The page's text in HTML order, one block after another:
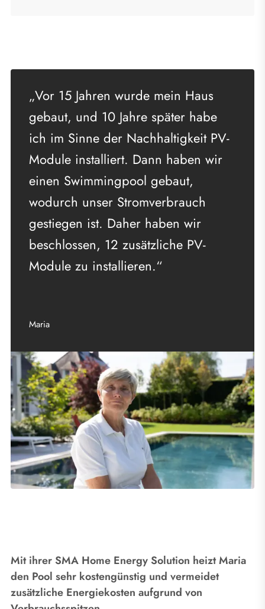
„Vor 15 Jahren wurde mein Haus
gebaut, und 10 Jahre später habe
ich im Sinne der Nachhaltigkeit PV-
Module installiert. Dann haben wir
einen Swimmingpool gebaut,
wodurch unser Stromverbrauch
gestiegen ist. Daher haben wir
beschlossen, 12 zusätzliche PV-
Module zu installieren.“
Maria
Mit ihrer SMA Home Energy Solution heizt Maria
den Pool sehr kostengünstig und vermeidet
zusätzliche Energiekosten aufgrund von